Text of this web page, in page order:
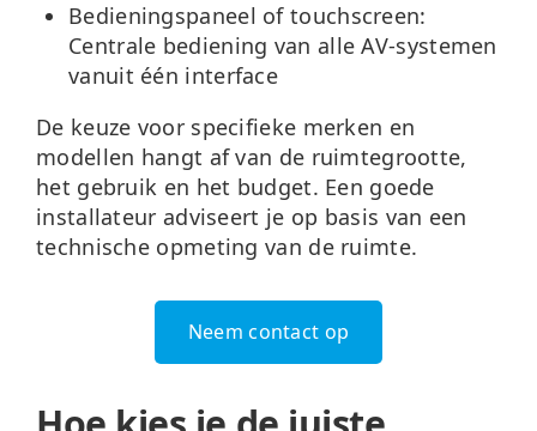
Bedieningspaneel of touchscreen:
Centrale bediening van alle AV-systemen
vanuit één interface
De keuze voor specifieke merken en
modellen hangt af van de ruimtegrootte,
het gebruik en het budget. Een goede
installateur adviseert je op basis van een
technische opmeting van de ruimte.
Neem contact op